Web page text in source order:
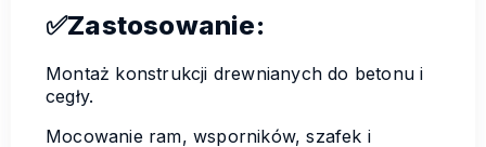
✅Zastosowanie:
Montaż konstrukcji drewnianych do betonu i
cegły.
Mocowanie ram, wsporników, szafek i